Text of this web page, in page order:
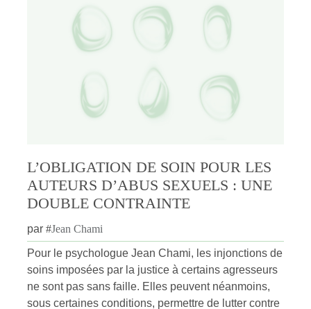
L’OBLIGATION DE SOIN POUR LES
AUTEURS D’ABUS SEXUELS : UNE
DOUBLE CONTRAINTE
par #Jean Chami
Pour le psychologue Jean Chami, les injonctions de
soins imposées par la justice à certains agresseurs
ne sont pas sans faille. Elles peuvent néanmoins,
sous certaines conditions, permettre de lutter contre